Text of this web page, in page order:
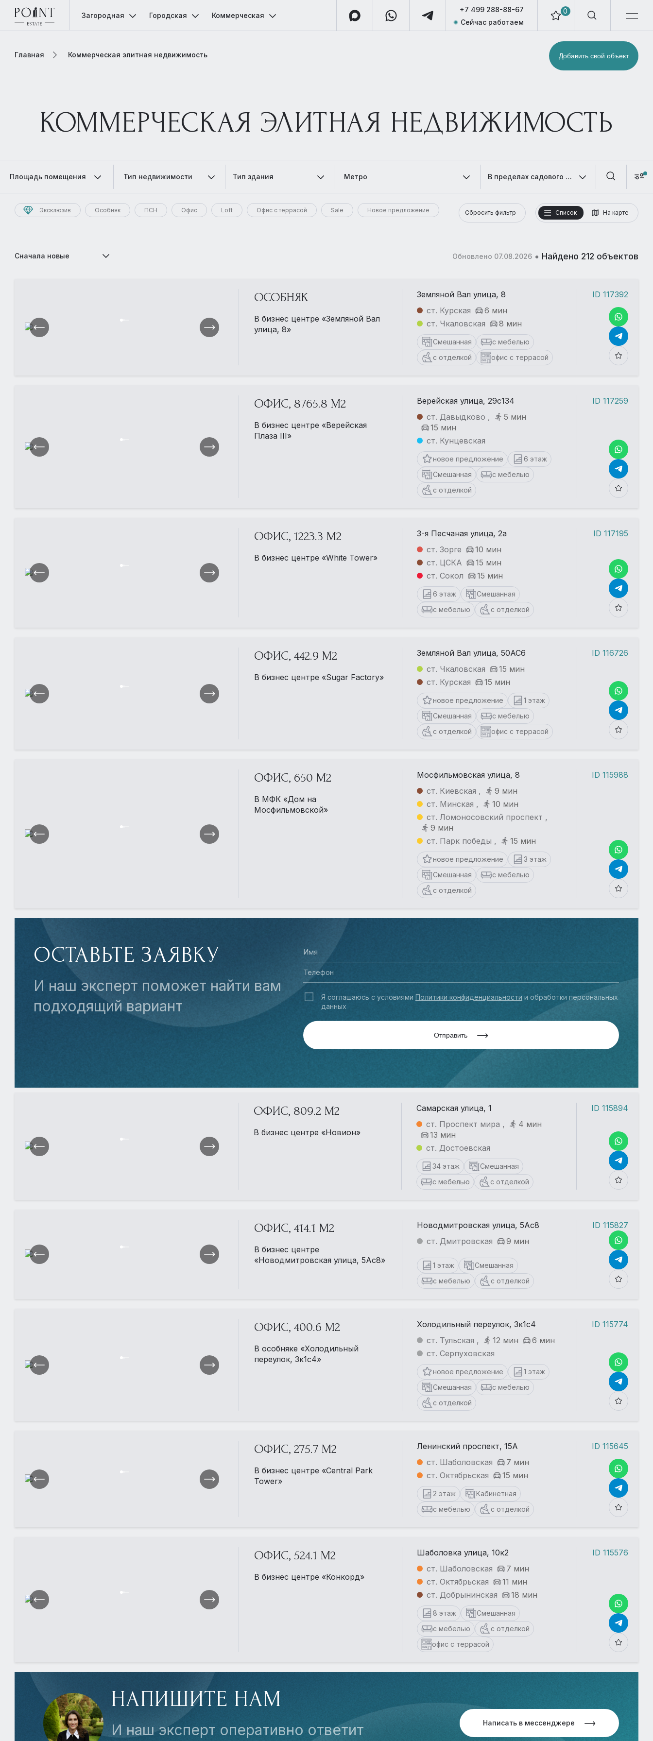
0
+7 499 288-88-67
Сейчас работаем
Загородная Городская Коммерческая
Главная Коммерческая элитная недвижимость Добавить свой объект
КОММЕРЧЕСКАЯ ЭЛИТНАЯ НЕДВИЖИМОСТЬ
Площадь помещения Тип недвижимости Тип здания Метро В пределах садового кольца
Эксклюзив Особняк ПСН Офис Loft Офис с террасой Sale Новое предложение Список На карте
Сбросить фильтр
Сначала новые Обновлено 07.08.2026 • Найдено 212 объектов
ОСОБНЯК
В бизнес центре «Земляной Вал
улица, 8»
Земляной Вал улица, 8
ст. Курская
6 мин
ст. Чкаловская
8 мин
Смешанная
с мебелью
с отделкой
офис с террасой
ID 117392
ОФИС, 8765.8 М2
В бизнес центре «Верейская
Плаза III»
Верейская улица, 29с134
ст. Давыдково ,
5 мин
15 мин
ст. Кунцевская
новое предложение
6 этаж
Смешанная
с мебелью
с отделкой
ID 117259
ОФИС, 1223.3 М2
В бизнес центре «White Tower»
3-я Песчаная улица, 2а
ст. Зорге
10 мин
ст. ЦСКА
15 мин
ст. Сокол
15 мин
6 этаж
Смешанная
с мебелью
с отделкой
ID 117195
ОФИС, 442.9 М2
В бизнес центре «Sugar Factory»
Земляной Вал улица, 50АС6
ст. Чкаловская
15 мин
ст. Курская
15 мин
новое предложение
1 этаж
Смешанная
с мебелью
с отделкой
офис с террасой
ID 116726
ОФИС, 650 М2
В МФК «Дом на
Мосфильмовской»
Мосфильмовская улица, 8
ст. Киевская ,
9 мин
ст. Минская ,
10 мин
ст. Ломоносовский проспект ,
9 мин
ст. Парк победы ,
15 мин
новое предложение
3 этаж
Смешанная
с мебелью
с отделкой
ID 115988
ОСТАВЬТЕ ЗАЯВКУ
И наш эксперт поможет найти вам
подходящий вариант
Я соглашаюсь с условиями Политики конфиденциальности и обработки персональных
данных
Отправить
ОФИС, 809.2 М2
В бизнес центре «Новион»
Самарская улица, 1
ст. Проспект мира ,
4 мин
13 мин
ст. Достоевская
34 этаж
Смешанная
с мебелью
с отделкой
ID 115894
ОФИС, 414.1 М2
В бизнес центре
«Новодмитровская улица, 5Ас8»
Новодмитровская улица, 5Ас8
ст. Дмитровская
9 мин
1 этаж
Смешанная
с мебелью
с отделкой
ID 115827
ОФИС, 400.6 М2
В особняке «Холодильный
переулок, 3к1с4»
Холодильный переулок, 3к1с4
ст. Тульская ,
12 мин
6 мин
ст. Серпуховская
новое предложение
1 этаж
Смешанная
с мебелью
с отделкой
ID 115774
ОФИС, 275.7 М2
В бизнес центре «Central Park
Tower»
Ленинский проспект, 15А
ст. Шаболовская
7 мин
ст. Октябрьская
15 мин
2 этаж
Кабинетная
с мебелью
с отделкой
ID 115645
ОФИС, 524.1 М2
В бизнес центре «Конкорд»
Шаболовка улица, 10к2
ст. Шаболовская
7 мин
ст. Октябрьская
11 мин
ст. Добрынинская
18 мин
8 этаж
Смешанная
с мебелью
с отделкой
офис с террасой
ID 115576
НАПИШИТЕ НАМ
И наш эксперт оперативно ответит Написать в мессенджере